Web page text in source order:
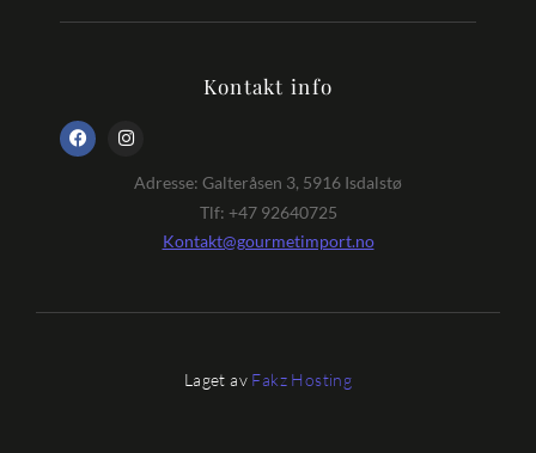
Kontakt info
Adresse: Galteråsen 3, 5916 Isdalstø
Tlf: +47 92640725
Kontakt@gourmetimport.no
Laget av Fakz Hosting